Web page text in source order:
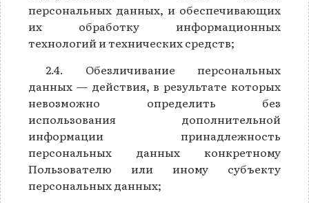
персональных данных, и обеспечивающих
их обработку информационных
технологий и технических средств;
2.4. Обезличивание персональных
данных — действия, в результате которых
невозможно определить без
использования дополнительной
информации принадлежность
персональных данных конкретному
Пользователю или иному субъекту
персональных данных;